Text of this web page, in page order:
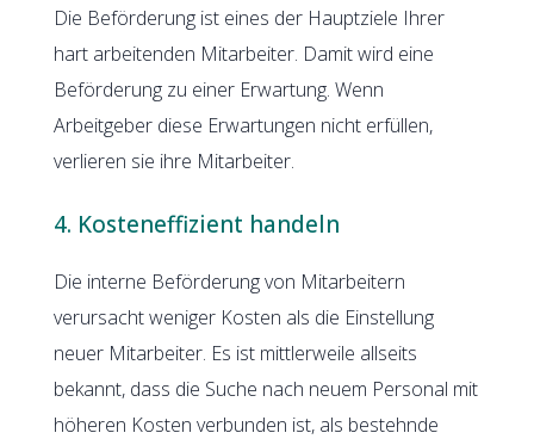
Die Beförderung ist eines der Hauptziele Ihrer
hart arbeitenden Mitarbeiter. Damit wird eine
Beförderung zu einer Erwartung. Wenn
Arbeitgeber diese Erwartungen nicht erfüllen,
verlieren sie ihre Mitarbeiter.
4. Kosteneffizient handeln
Die interne Beförderung von Mitarbeitern
verursacht weniger Kosten als die Einstellung
neuer Mitarbeiter. Es ist mittlerweile allseits
bekannt, dass die Suche nach neuem Personal mit
höheren Kosten verbunden ist, als bestehnde